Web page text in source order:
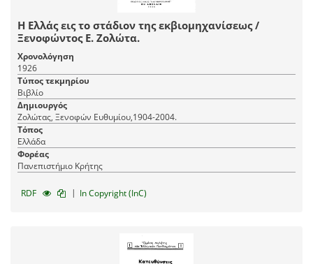
Η Ελλάς εις το στάδιον της εκβιομηχανίσεως /
Ξενοφώντος Ε. Ζολώτα.
Χρονολόγηση
1926
Τύπος τεκμηρίου
Βιβλίο
Δημιουργός
Ζολώτας, Ξενοφών Ευθυμίου,1904-2004.
Τόπος
Ελλάδα
Φορέας
Πανεπιστήμιο Κρήτης
RDF | In Copyright (InC)